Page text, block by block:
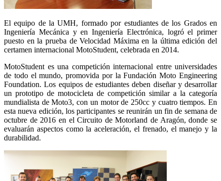
El equipo de la UMH, formado por estudiantes de los Grados en
Ingeniería Mecánica y en Ingeniería Electrónica, logró el primer
puesto en la prueba de Velocidad Máxima en la última edición del
certamen internacional MotoStudent, celebrada en 2014.
MotoStudent es una competición internacional entre universidades
de todo el mundo, promovida por la Fundación Moto Engineering
Foundation. Los equipos de estudiantes deben diseñar y desarrollar
un prototipo de motocicleta de competición similar a la categoría
mundialista de Moto3, con un motor de 250cc y cuatro tiempos. En
esta nueva edición, los participantes se reunirán un fin de semana de
octubre de 2016 en el Circuito de Motorland de Aragón, donde se
evaluarán aspectos como la aceleración, el frenado, el manejo y la
durabilidad.